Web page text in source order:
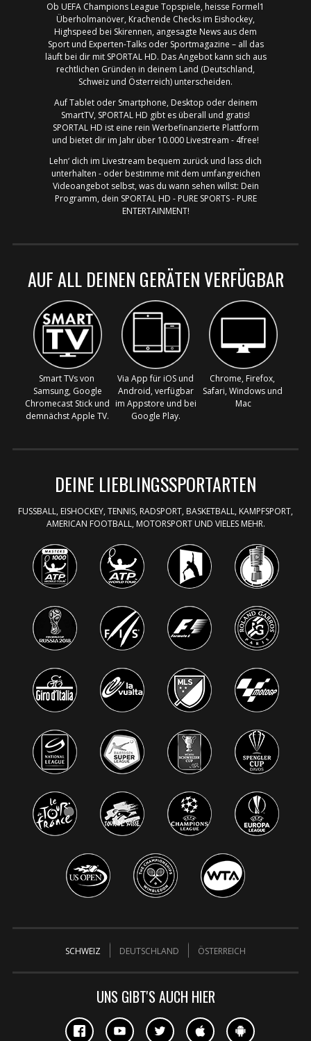
Ob UEFA Champions League Topspiele, heisse Formel1
Überholmanöver, Krachende Checks im Ei​s​hockey,
Highspeed bei Skirennen, angesagte News aus dem
Sport und Experten-Talks oder Sportmagazine – all das
läuft bei dir mit SPORTAL HD.​ Das Angebot kann sich aus
rechtlichen Gründen in deinem Land (Deutschland,
Schweiz und Österreich) unterscheiden.​​
Auf Tablet oder Smartphone, Desktop oder deinem
SmartTV, SPORTAL HD gibt es überall und gratis!
SPORTAL HD ist eine rein Werbefinanzierte Plattform
und bietet dir im Jahr über 10.000 Livestream - 4free!
Lehn‘ dich im Livestream bequem zurück und lass dich
unterhalten - oder bestimme mit dem umfangreichen
Videoangebot selbst, was du wann sehen willst: Dein
Programm, dein SPORTAL HD - PURE SPORTS - PURE
ENTERTAINMENT!
AUF ALL DEINEN GERÄTEN VERFÜGBAR
Smart TVs von ​
Samsung, Google
Chromecast Stick und
demnächst Apple TV.
Via App für iOS und
Android, verfügbar
im Appstore und bei
Google Play.
Chrome, Firefox, ​
Safari, ​Windows​ und ​
Mac
DEINE LIEBLINGSSPORTARTEN
FUSSBALL, ​EISHOCKEY, TENNIS, RADSPORT, ​BASKETBALL, KAMPFSPORT,
AMERICAN FOOTBALL, MOTORSPORT​ UND VIELES MEHR.
SCHWEIZ DEUTSCHLAND ÖSTERREICH
UNS GIBT'S AUCH HIER